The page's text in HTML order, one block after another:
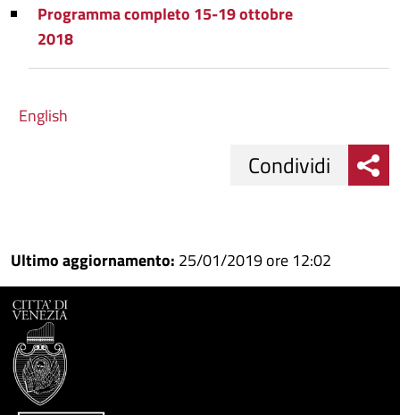
Programma completo 15-19 ottobre
2018
English
su
Facebook
Condividi
su
Condividi
Condividi
Ultimo aggiornamento: 25/01/2019 ore 12:02